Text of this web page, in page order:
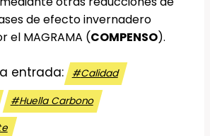
de efecto invernadero
el MAGRAMA (COMPENSO).
entrada: #Calidad
#Huella Carbono